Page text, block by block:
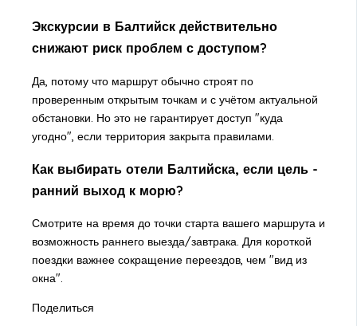
Экскурсии в Балтийск действительно
снижают риск проблем с доступом?
Да, потому что маршрут обычно строят по
проверенным открытым точкам и с учётом актуальной
обстановки. Но это не гарантирует доступ "куда
угодно", если территория закрыта правилами.
Как выбирать отели Балтийска, если цель -
ранний выход к морю?
Смотрите на время до точки старта вашего маршрута и
возможность раннего выезда/завтрака. Для короткой
поездки важнее сокращение переездов, чем "вид из
окна".
Поделиться